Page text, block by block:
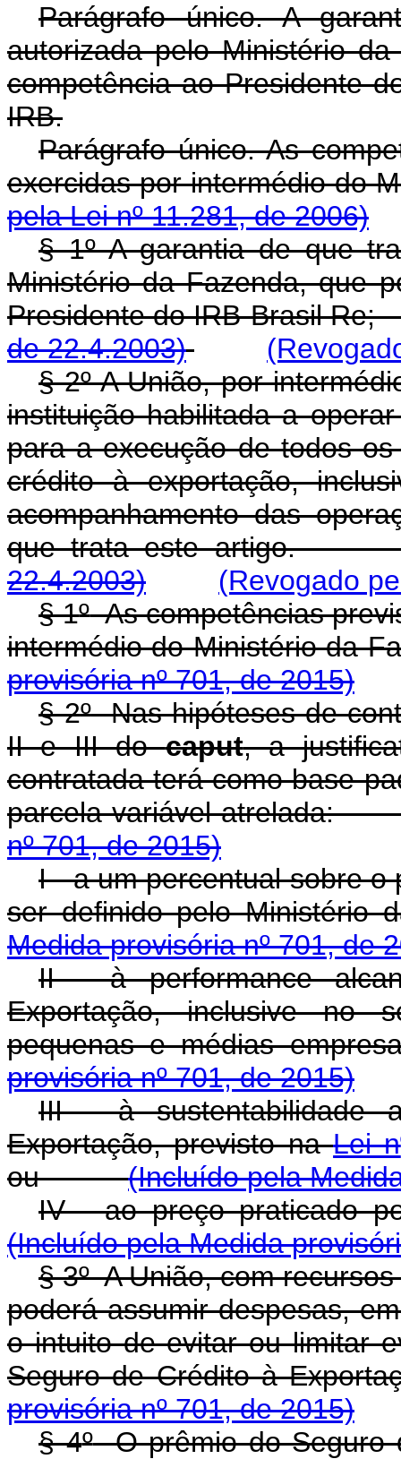
Parágrafo único. A
autorizada pelo Ministério
competência ao Presidente
IRB.
Parágrafo único. As
exercidas por intermédio
pela Lei nº 11.281, de 2006)
§ 1º A garantia de que
Ministério da Fazenda, que
Presidente do IRB-Brasil
de 22.4.2003)
§ 2º A União, por
instituição habilitada a
para a execução de todos
crédito à exportação,
acompanhamento das
que trata este
22.4.2003)
(Revogado
§ 1ºAs competências
intermédio do Ministério
provisória nº 701, de 2015)
§ 2ºNas hipóteses de
II e III docaput, a
contratada terá como base
parcela variável
nº 701, de 2015)
I - a um percentual sobre o
ser definido pelo
Medida provisória nº 701, de
II - à performance
Exportação, inclusive no
pequenas e médias
provisória nº 701, de 2015)
III - à sustentabilidade
Exportação, previsto naLei n
ou(Incluído pela
IV - ao preço
(Incluído pela Medida
§ 3ºA União, com recursos
poderá assumir despesas,
o intuito de evitar ou limitar
Seguro de Crédito à
provisória nº 701, de 2015)
§ 4ºO prêmio do Seguro